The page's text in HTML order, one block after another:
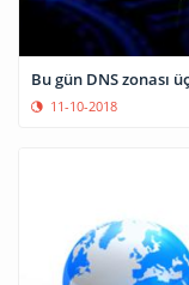
Bu gün DNS zonası
11-10-2018